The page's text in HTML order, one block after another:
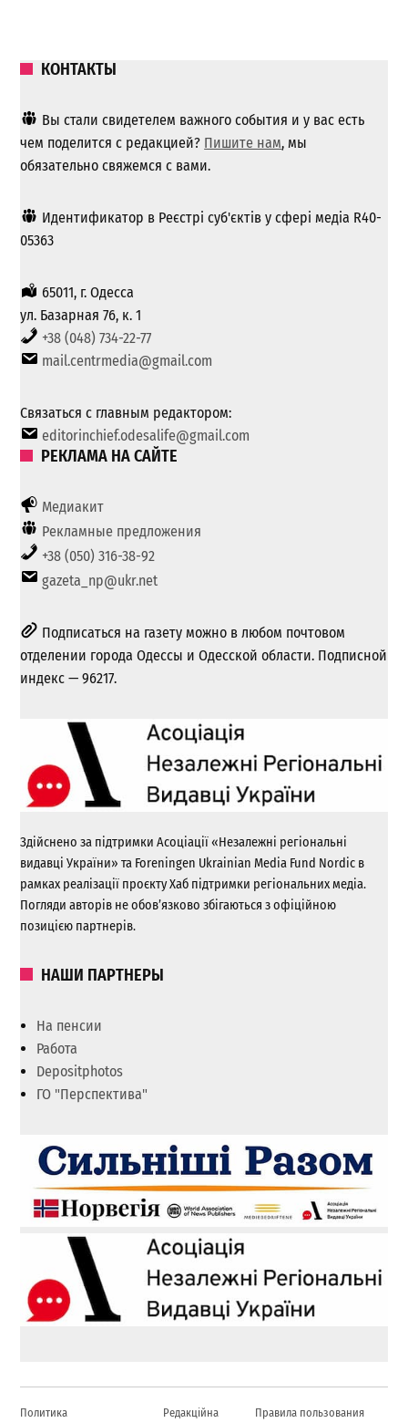
КОНТАКТЫ
Вы стали свидетелем важного события и у вас есть
чем поделится с редакцией? Пишите нам, мы
обязательно свяжемся с вами.
Идентификатор в Реєстрі суб'єктів у сфері медіа R40-
05363
65011, г. Одесса
ул. Базарная 76, к. 1
+38 (048) 734-22-77
mail.centrmedia@gmail.com
Связаться с главным редактором:
editorinchief.odesalife@gmail.com
РЕКЛАМА НА САЙТЕ
Медиакит
Рекламные предложения
+38 (050) 316-38-92
gazeta_np@ukr.net
Подписаться на газету можно в любом почтовом
отделении города Одессы и Одесской области. Подписной
индекс — 96217.
Здійснено за підтримки Асоціації «Незалежні регіональні
видавці України» та Foreningen Ukrainian Media Fund Nordic в
рамках реалізації проєкту Хаб підтримки регіональних медіа.
Погляди авторів не обов’язково збігаються з офіційною
позицією партнерів.
НАШИ ПАРТНЕРЫ
На пенсии
Работа
Depositphotos
ГО "Перспектива"
Политика Редакційна Правила пользования